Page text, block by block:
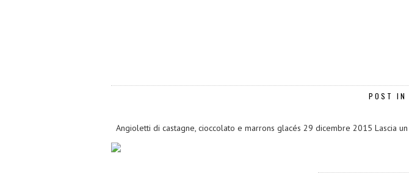
POST IN
Angioletti di castagne, cioccolato e marrons glacés 29 dicembre 2015 Lascia